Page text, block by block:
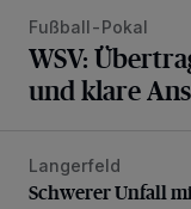
Fußball-Pokal
WSV:
und klare
Schwerer Unfall
Langerfeld
Schwerer Unfall